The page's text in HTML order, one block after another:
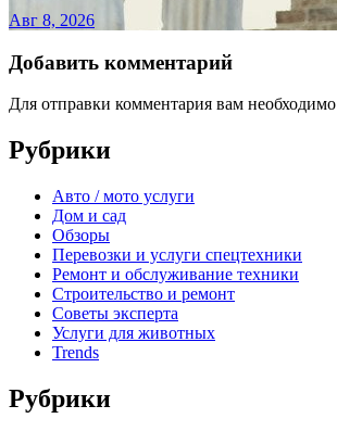
Авг 8, 2026
Добавить комментарий
Для отправки комментария вам необходимо
Рубрики
Авто / мото услуги
Дом и сад
Обзоры
Перевозки и услуги спецтехники
Ремонт и обслуживание техники
Строительство и ремонт
Советы эксперта
Услуги для животных
Trends
Рубрики